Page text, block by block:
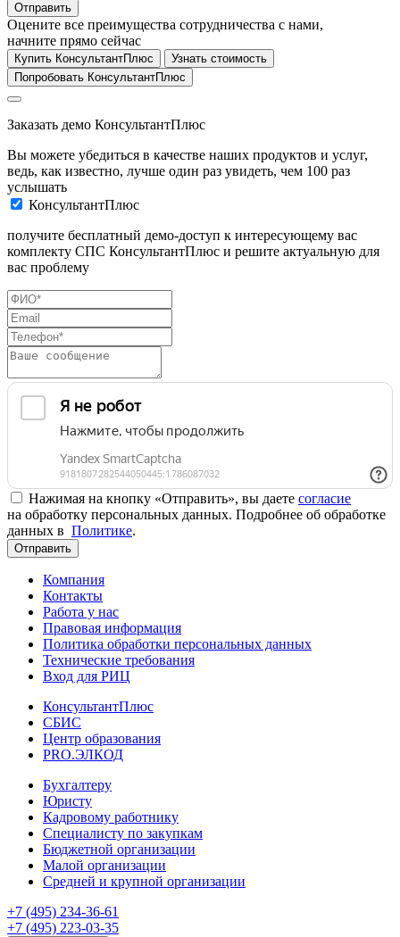
Отправить
Оцените все преимущества сотрудничества с нами,
начните прямо сейчас
Купить КонсультантПлюс
Узнать стоимость
Попробовать КонсультантПлюс
Заказать демо КонсультантПлюс
Вы можете убедиться в качестве наших продуктов и услуг,
ведь, как известно, лучше один раз увидеть, чем 100 раз
услышать
КонсультантПлюс
получите бесплатный демо-доступ к интересующему вас
комплекту СПС КонсультантПлюс и решите актуальную для
вас проблему
Нажимая на кнопку «Отправить», вы даете согласие
на обработку персональных данных. Подробнее об обработке
данных в Политике.
Отправить
Компания
Контакты
Работа у нас
Правовая информация
Политика обработки персональных данных
Технические требования
Вход для РИЦ
КонсультантПлюс
СБИС
Центр образования
PRO.ЭЛКОД
Бухгалтеру
Юристу
Кадровому работнику
Специалисту по закупкам
Бюджетной организации
Малой организации
Средней и крупной организации
+7 (495) 234-36-61
+7 (495) 223-03-35